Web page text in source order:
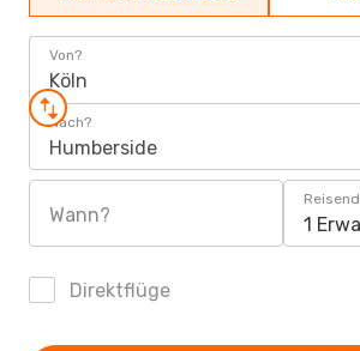
Von?
Köln
Nach?
Humberside
Wann? 1
Direktflüge